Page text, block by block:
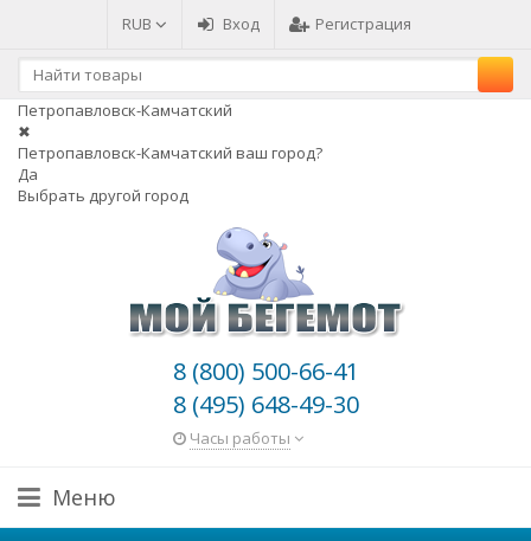
RUB Вход Регистрация
Петропавловск-Камчатский
✖
Петропавловск-Камчатский ваш город?
Да
Выбрать другой город
8 (800) 500-66-41
8 (495) 648-49-30
Часы работы
Меню